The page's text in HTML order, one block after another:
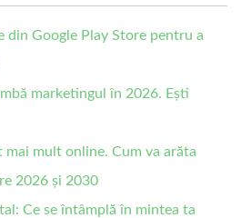
din Google Play Store pentru a
marketingul în 2026. Ești
mai mult online. Cum va arăta
2026 și 2030
Ce se întâmplă în mintea ta